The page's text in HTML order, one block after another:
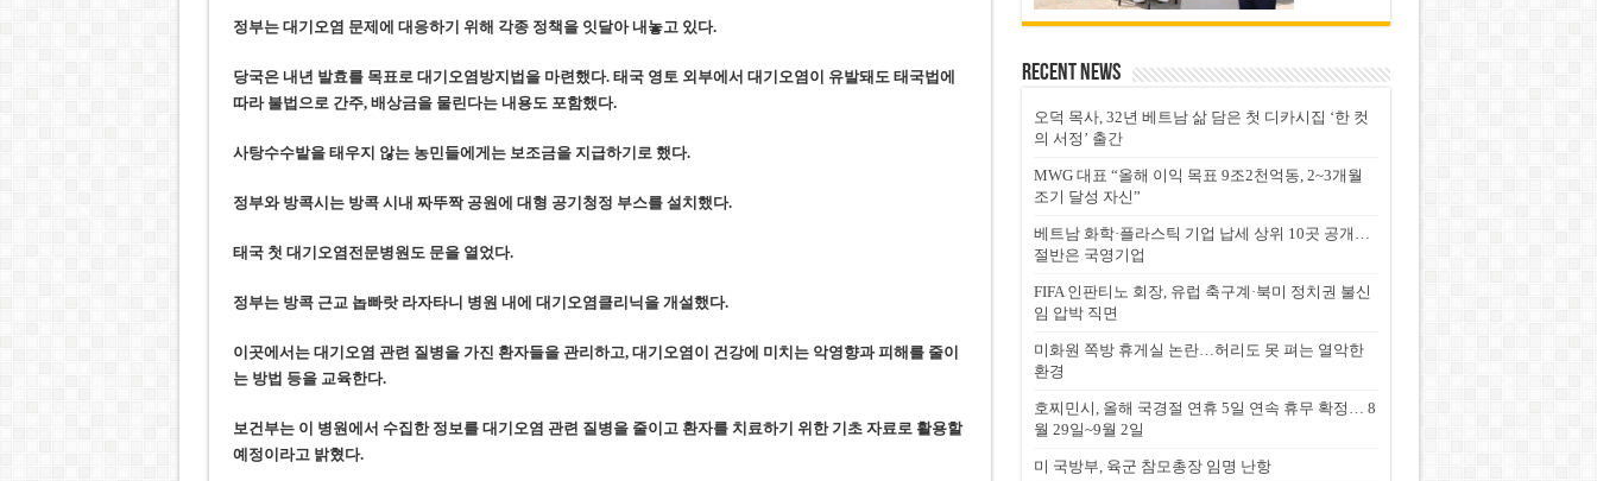
정부는 대기오염 문제에 대응하기 위해 각종 정책을 잇달아 내놓고 있다.
당국은 내년 발효를 목표로 대기오염방지법을 마련했다. 태국 영토 외부에서 대기오염이 유발돼도 태국법에
따라 불법으로 간주, 배상금을 물린다는 내용도 포함했다.
사탕수수밭을 태우지 않는 농민들에게는 보조금을 지급하기로 했다.
정부와 방콕시는 방콕 시내 짜뚜짝 공원에 대형 공기청정 부스를 설치했다.
태국 첫 대기오염전문병원도 문을 열었다.
정부는 방콕 근교 놉빠랏 라자타니 병원 내에 대기오염클리닉을 개설했다.
이곳에서는 대기오염 관련 질병을 가진 환자들을 관리하고, 대기오염이 건강에 미치는 악영향과 피해를 줄이
는 방법 등을 교육한다.
보건부는 이 병원에서 수집한 정보를 대기오염 관련 질병을 줄이고 환자를 치료하기 위한 기초 자료로 활용할
예정이라고 밝혔다.
Recent News
오덕 목사, 32년 베트남 삶 담은 첫 디카시집 ‘한 컷
의 서정’ 출간
MWG 대표 “올해 이익 목표 9조2천억동, 2~3개월
조기 달성 자신”
베트남 화학·플라스틱 기업 납세 상위 10곳 공개…
절반은 국영기업
FIFA 인판티노 회장, 유럽 축구계·북미 정치권 불신
임 압박 직면
미화원 쪽방 휴게실 논란…허리도 못 펴는 열악한
환경
호찌민시, 올해 국경절 연휴 5일 연속 휴무 확정… 8
월 29일~9월 2일
미 국방부, 육군 참모총장 임명 난항